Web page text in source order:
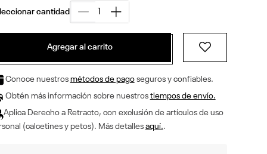
Agregar al carrito
Conoce nuestros métodos de pagoseguros y confiables.
Obtén más información sobre nuestros tiempos de envío.
Aplica Derecho a Retracto, con exclusión de artículos de uso
(calcetines y petos). Más detalles aquí..